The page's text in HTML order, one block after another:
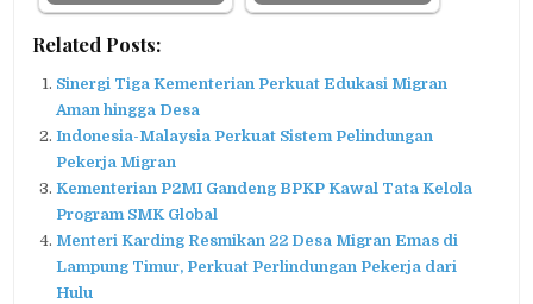
Related Posts:
Sinergi Tiga Kementerian Perkuat Edukasi Migran
Aman hingga Desa
Indonesia-Malaysia Perkuat Sistem Pelindungan
Pekerja Migran
Kementerian P2MI Gandeng BPKP Kawal Tata Kelola
Program SMK Global
Menteri Karding Resmikan 22 Desa Migran Emas di
Lampung Timur, Perkuat Perlindungan Pekerja dari
Hulu